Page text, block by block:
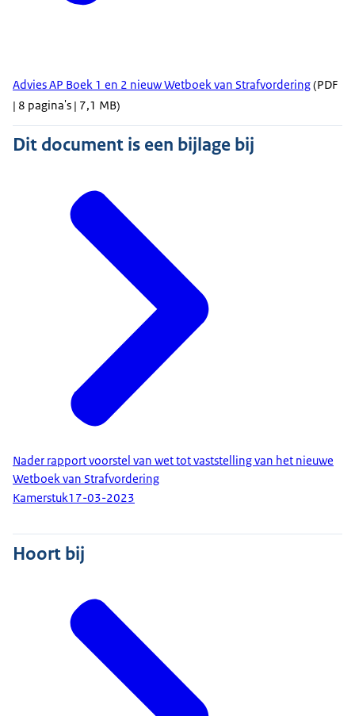
Advies AP Boek 1 en 2 nieuw Wetboek van Strafvordering(PDF
| 8 pagina's | 7,1 MB)
Dit document is een bijlage bij
Nader rapport voorstel van wet tot vaststelling van het nieuwe
Wetboek van Strafvordering
Kamerstuk17-03-2023
Hoort bij